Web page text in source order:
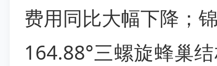
费用同比大幅下降；
164.88°三螺旋蜂巢